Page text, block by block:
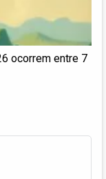
ocorrem entre 7